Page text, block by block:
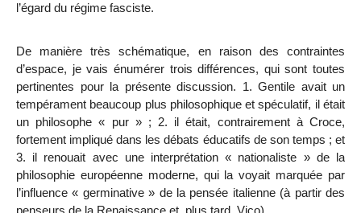
l’égard du régime fasciste.
De manière très schématique, en raison des contraintes
d’espace, je vais énumérer trois différences, qui sont toutes
pertinentes pour la présente discussion. 1. Gentile avait un
tempérament beaucoup plus philosophique et spéculatif, il était
un philosophe « pur » ; 2. il était, contrairement à Croce,
fortement impliqué dans les débats éducatifs de son temps ; et
3. il renouait avec une interprétation « nationaliste » de la
philosophie européenne moderne, qui la voyait marquée par
l’influence « germinative » de la pensée italienne (à partir des